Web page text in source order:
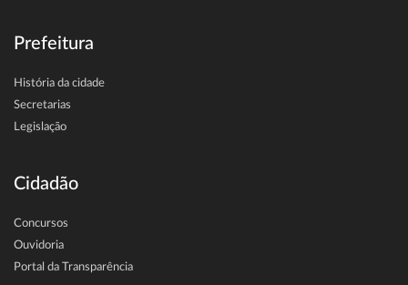
Prefeitura
História da cidade
Secretarias
Legislação
Cidadão
Concursos
Ouvidoria
Portal da Transparência